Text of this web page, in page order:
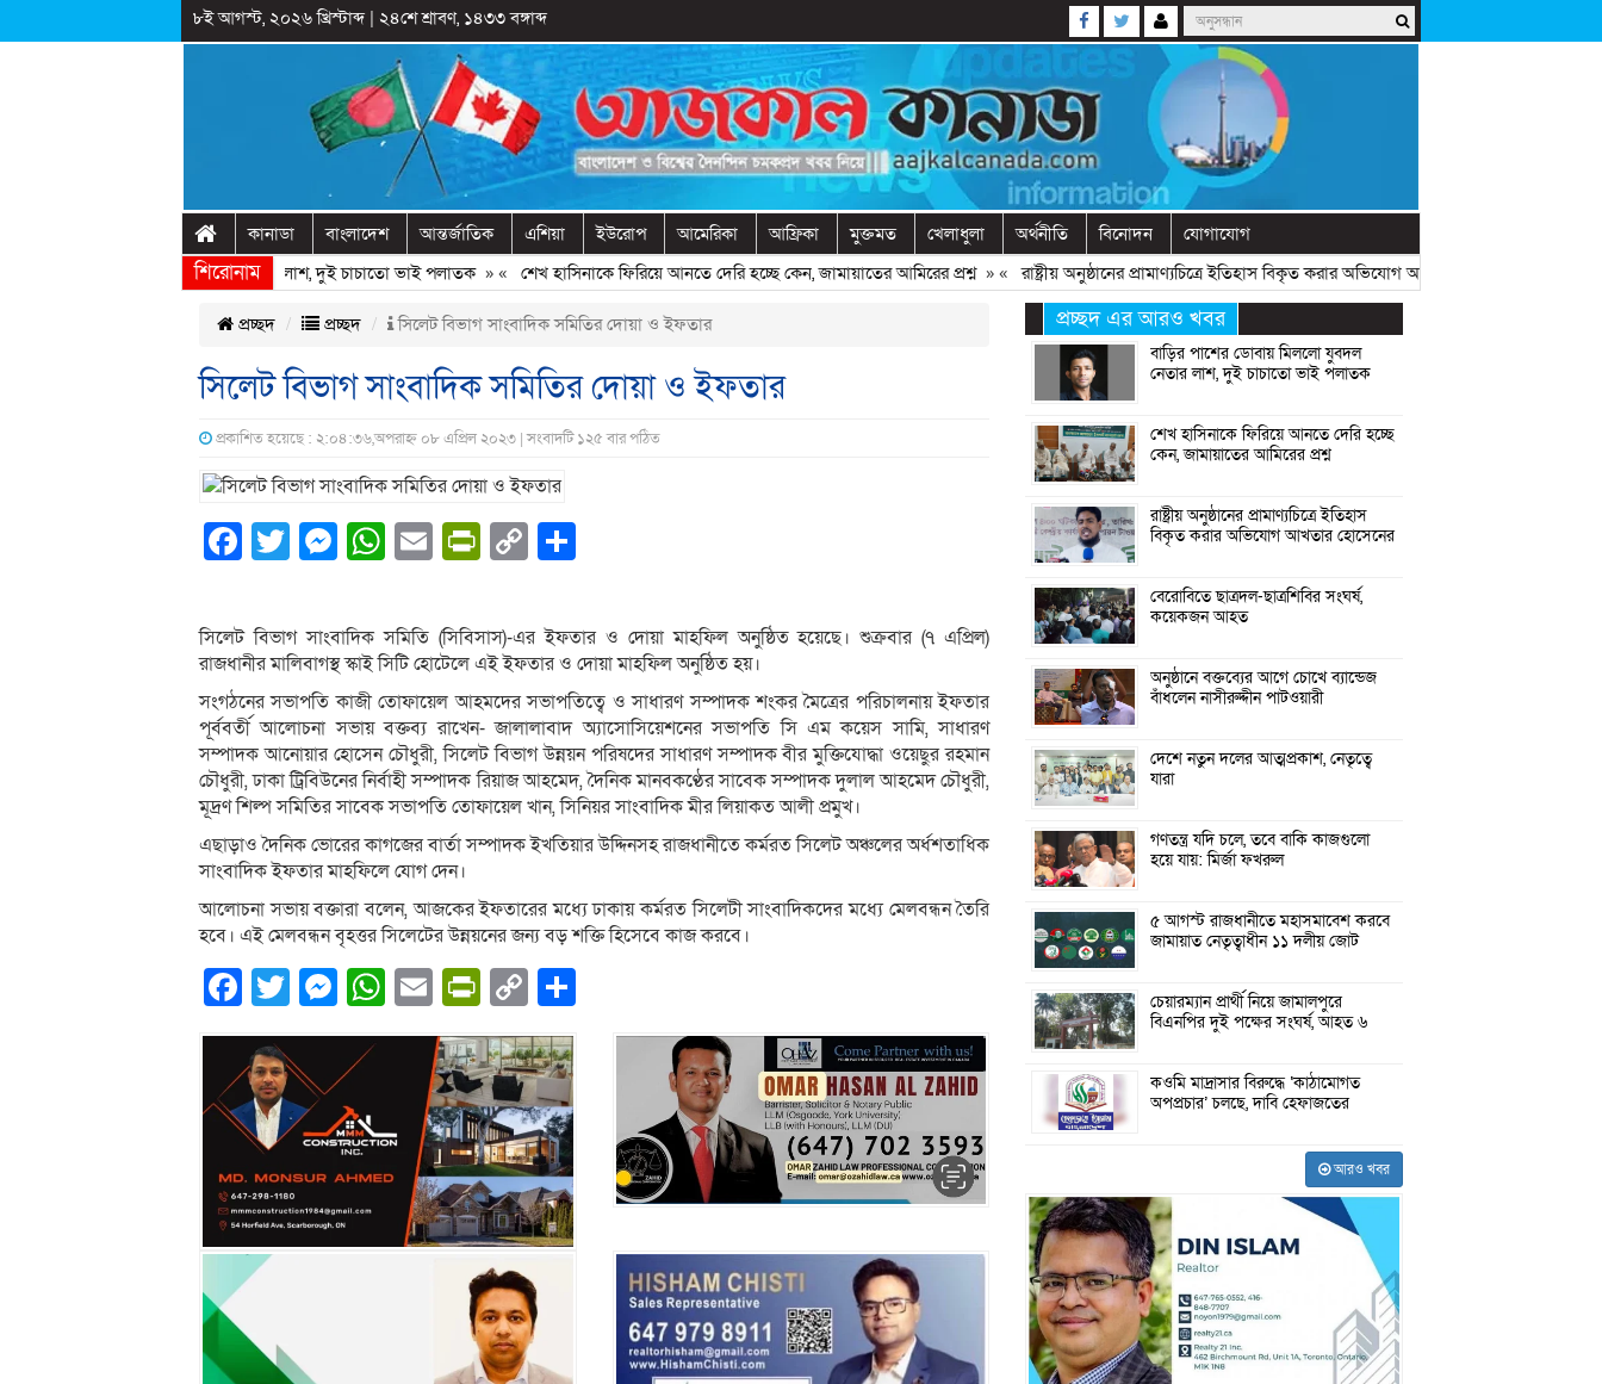
৮ই আগস্ট, ২০২৬ খ্রিস্টাব্দ| ২৪শে শ্রাবণ, ১৪৩৩ বঙ্গাব্দ
কানাডা বাংলাদেশ আন্তর্জাতিক এশিয়া ইউরোপ আমেরিকা আফ্রিকা মুক্তমত খেলাধুলা অর্থনীতি বিনোদন যোগাযোগ
শিরোনাম
পাশের ডোবায় মিললো যুবদল নেতার লাশ, দুই চাচাতো ভাই পলাতক» « শেখ হাসিনাকে ফিরিয়ে আনতে দেরি হচ্ছে কেন, জামায়াতের আমিরের প্রশ্ন» « রাষ্ট্রীয় অনুষ্ঠানের প্রামাণ্যচিত্রে ইতিহাস বিকৃত করার অভিযোগ আখতার হোসেনের
প্রচ্ছদ প্রচ্ছদ সিলেট বিভাগ সাংবাদিক সমিতির দোয়া ও ইফতার
সিলেট বিভাগ সাংবাদিক সমিতির দোয়া ও ইফতার
প্রকাশিত হয়েছে : ২:০৪:৩৬,অপরাহ্ন ০৮ এপ্রিল ২০২৩ | সংবাদটি ১২৫ বার পঠিত
Facebook
Twitter
Messenger
WhatsApp
EmailPrintFriendly
Copy
সিলেট বিভাগ সাংবাদিক সমিতি (সিবিসাস)-এর ইফতার ও দোয়া মাহফিল অনুষ্ঠিত হয়েছে। শুক্রবার (৭ এপ্রিল)
রাজধানীর মালিবাগস্থ স্কাই সিটি হোটেলে এই ইফতার ও দোয়া মাহফিল অনুষ্ঠিত হয়।
সংগঠনের সভাপতি কাজী তোফায়েল আহমদের সভাপতিত্বে ও সাধারণ সম্পাদক শংকর মৈত্রের পরিচালনায় ইফতার
পূর্ববর্তী আলোচনা সভায় বক্তব্য রাখেন- জালালাবাদ অ্যাসোসিয়েশনের সভাপতি সি এম কয়েস সামি, সাধারণ
সম্পাদক আনোয়ার হোসেন চৌধুরী, সিলেট বিভাগ উন্নয়ন পরিষদের সাধারণ সম্পাদক বীর মুক্তিযোদ্ধা ওয়েছুর রহমান
চৌধুরী, ঢাকা ট্রিবিউনের নির্বাহী সম্পাদক রিয়াজ আহমেদ, দৈনিক মানবকণ্ঠের সাবেক সম্পাদক দুলাল আহমেদ চৌধুরী,
মূদ্রণ শিল্প সমিতির সাবেক সভাপতি তোফায়েল খান, সিনিয়র সাংবাদিক মীর লিয়াকত আলী প্রমুখ।
এছাড়াও দৈনিক ভোরের কাগজের বার্তা সম্পাদক ইখতিয়ার উদ্দিনসহ রাজধানীতে কর্মরত সিলেট অঞ্চলের অর্ধশতাধিক
সাংবাদিক ইফতার মাহফিলে যোগ দেন।
আলোচনা সভায় বক্তারা বলেন, আজকের ইফতারের মধ্যে ঢাকায় কর্মরত সিলেটী সাংবাদিকদের মধ্যে মেলবন্ধন তৈরি
হবে। এই মেলবন্ধন বৃহত্তর সিলেটের উন্নয়নের জন্য বড় শক্তি হিসেবে কাজ করবে।
Facebook
Twitter
Messenger
WhatsApp
EmailPrintFriendly
Copy
Link
প্রচ্ছদ এর আরও খবর
বাড়ির পাশের ডোবায় মিললো যুবদল
নেতার লাশ, দুই চাচাতো ভাই পলাতক
শেখ হাসিনাকে ফিরিয়ে আনতে দেরি হচ্ছে
কেন, জামায়াতের আমিরের প্রশ্ন
রাষ্ট্রীয় অনুষ্ঠানের প্রামাণ্যচিত্রে ইতিহাস
বিকৃত করার অভিযোগ আখতার হোসেনের
বেরোবিতে ছাত্রদল-ছাত্রশিবির সংঘর্ষ,
কয়েকজন আহত
অনুষ্ঠানে বক্তব্যের আগে চোখে ব্যান্ডেজ
বাঁধলেন নাসীরুদ্দীন পাটওয়ারী
দেশে নতুন দলের আত্মপ্রকাশ, নেতৃত্বে
যারা
গণতন্ত্র যদি চলে, তবে বাকি কাজগুলো
হয়ে যায়: মির্জা ফখরুল
৫ আগস্ট রাজধানীতে মহাসমাবেশ করবে
জামায়াত নেতৃত্বাধীন ১১ দলীয় জোট
চেয়ারম্যান প্রার্থী নিয়ে জামালপুরে
বিএনপির দুই পক্ষের সংঘর্ষ, আহত ৬
কওমি মাদ্রাসার বিরুদ্ধে ‘কাঠামোগত
অপপ্রচার’ চলছে, দাবি হেফাজতের
আরও খবর